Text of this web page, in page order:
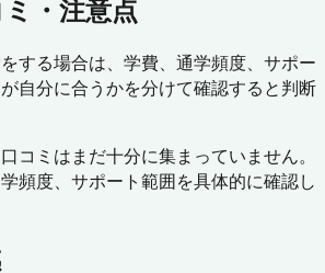
・注意点
する場合は、学費、通学頻度、サポー
自分に合うかを分けて確認すると判断
コミはまだ十分に集まっていません。
頻度、サポート範囲を具体的に確認し